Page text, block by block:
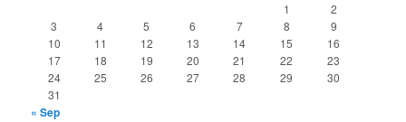
1
2
3
4 5 6 7 8
9
10
11 12 13 14 15
16
17
18 19 20 21 22
23
24
25 26 27 28 29
30
31
« Sep